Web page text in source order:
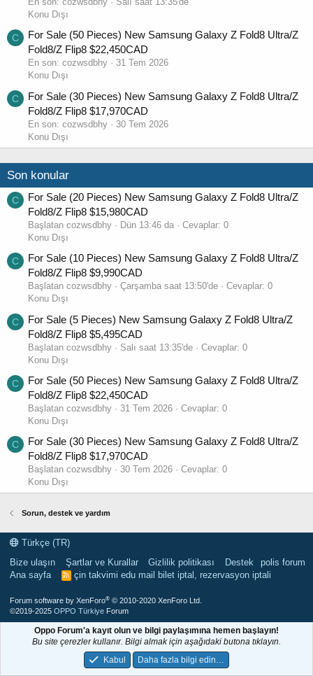
Konu Dışı
C
For Sale (50 Pieces) New Samsung Galaxy Z Fold8 Ultra/Z
Fold8/Z Flip8 $22,450CAD
En son: cozwsdbhy
31 Tem 2026
Konu Dışı
C
For Sale (30 Pieces) New Samsung Galaxy Z Fold8 Ultra/Z
Fold8/Z Flip8 $17,970CAD
En son: cozwsdbhy
30 Tem 2026
Konu Dışı
Son konular
C
For Sale (20 Pieces) New Samsung Galaxy Z Fold8 Ultra/Z
Fold8/Z Flip8 $15,980CAD
Başlatan cozwsdbhy Dün 13:46 da
Cevaplar: 0
Konu Dışı
C
For Sale (10 Pieces) New Samsung Galaxy Z Fold8 Ultra/Z
Fold8/Z Flip8 $9,990CAD
Başlatan cozwsdbhy Çarşamba saat 13:50'de
Cevaplar: 0
Konu Dışı
C
For Sale (5 Pieces) New Samsung Galaxy Z Fold8 Ultra/Z
Fold8/Z Flip8 $5,495CAD
Başlatan cozwsdbhy Salı saat 13:35'de
Cevaplar: 0
Konu Dışı
C
For Sale (50 Pieces) New Samsung Galaxy Z Fold8 Ultra/Z
Fold8/Z Flip8 $22,450CAD
Başlatan cozwsdbhy 31 Tem 2026
Cevaplar: 0
Konu Dışı
C
For Sale (30 Pieces) New Samsung Galaxy Z Fold8 Ultra/Z
Fold8/Z Flip8 $17,970CAD
Başlatan cozwsdbhy 30 Tem 2026
Cevaplar: 0
Konu Dışı
Sorun, destek ve yardım
Türkçe (TR)
Bize ulaşın
Şartlar ve Kurallar Gizlilik politikası Destek
polis forum
çin takvimi edu mail bilet iptal, rezervasyon iptali
Ana sayfa
R
Forum software by XenForo® © 2010-2020 XenForo Ltd.
©2019-2025 OPPO Türkiye Forum
Oppo Forum'a kayıt olun ve bilgi paylaşımına hemen başlayın!
Bu site çerezler kullanır. Bilgi almak için aşağıdaki butona tıklayın.
Kabul
Daha fazla bilgi edin…